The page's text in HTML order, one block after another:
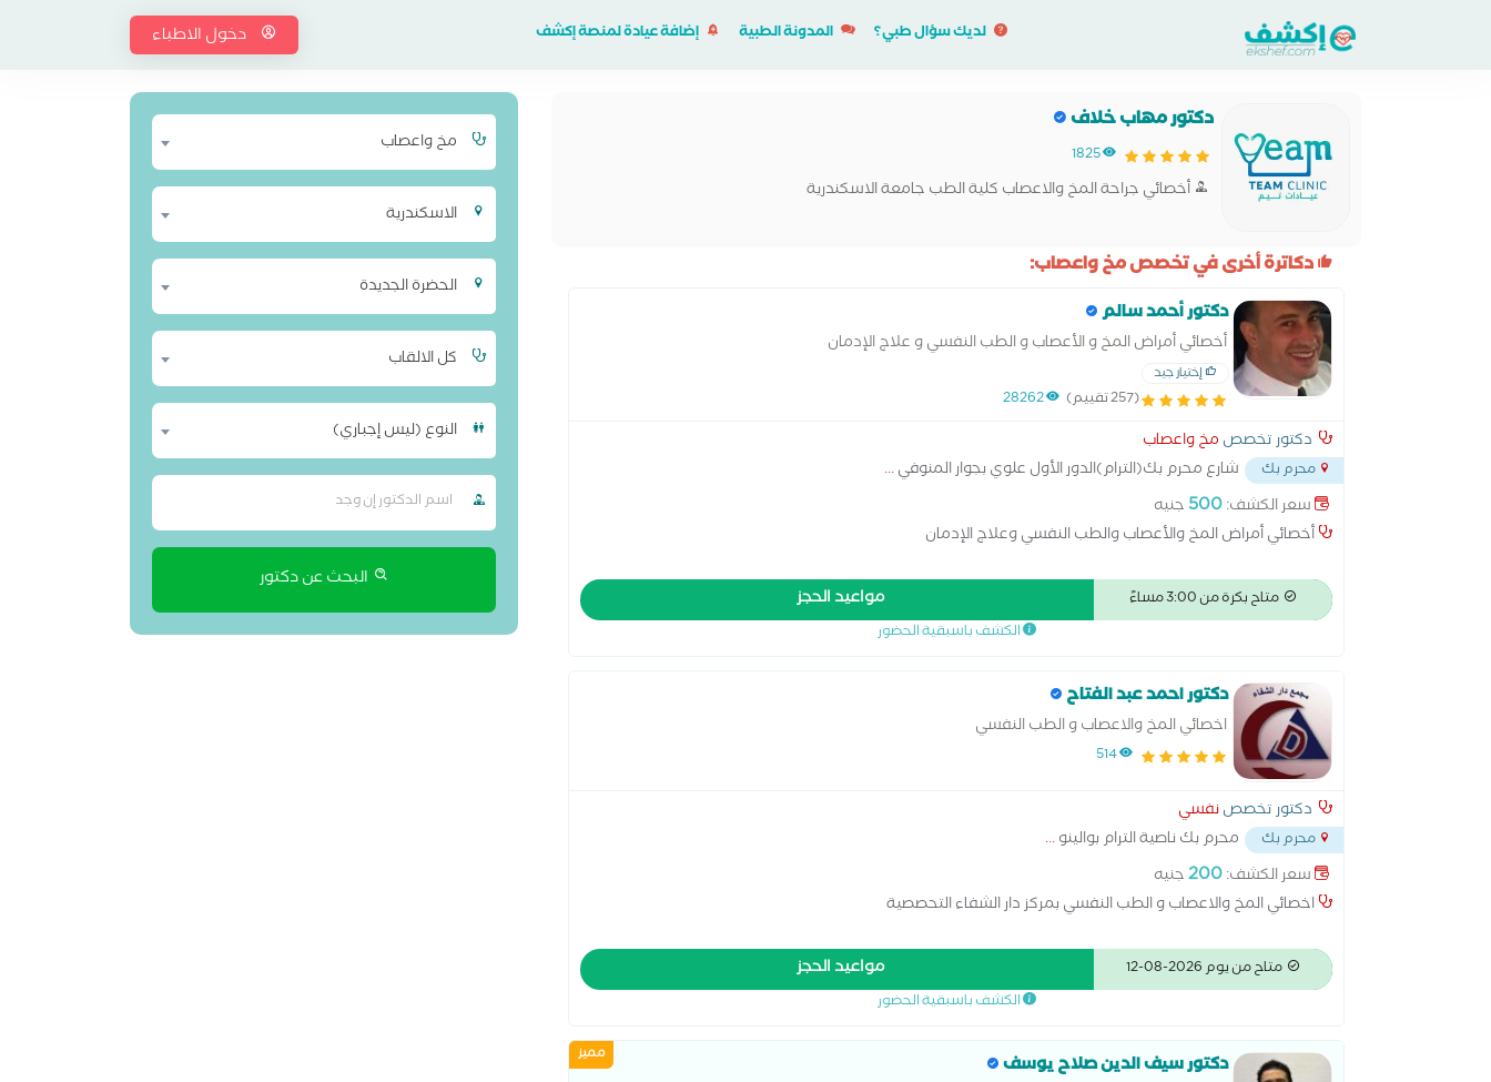
لديك سؤال طبي؟ المدونة الطبية إضافة عيادة لمنصة إكشف دخول الاطباء
دكتور مهاب خلاف
1825
أخصائي جراحة المخ والاعصاب كلية الطب جامعة الاسكندرية
دكاترة أخرى في تخصص مخ واعصاب:
دكتور أحمد سالم
أخصائي أمراض المخ و الأعصاب و الطب النفسي و علاج الإدمان
إختيار جيد
(257 تقييم) 28262
دكتور تخصص مخ واعصاب
محرم بك شارع محرم بك(الترام)الدور الأول علوي بجوار المنوفي...
سعر الكشف:500 جنيه
أخصائي أمراض المخ والأعصاب والطب النفسي وعلاج الإدمان
متاح بكرة من 3:00 مساءً مواعيد الحجز
الكشف باسبقية الحضور
دكتور احمد عبد الفتاح
اخصائي المخ والاعصاب و الطب النفسي
514
دكتور تخصصنفسي
محرم بك محرم بك ناصية الترام بوالينو...
سعر الكشف:200جنيه
اخصائي المخ والاعصاب و الطب النفسي بمركز دار الشفاء التحصصية
متاح من يوم 2026-08-12 مواعيد الحجز
الكشف باسبقية الحضور
مميز دكتور سيف الدين صلاح يوسف
مخ واعصاب
الاسكندرية
الحضرة الجديدة
كل الالقاب
النوع (ليس إجباري)
البحث عن دكتور